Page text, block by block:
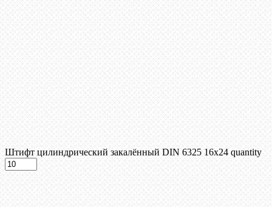
Штифт цилиндрический закалённый DIN 6325 16х24 quantity